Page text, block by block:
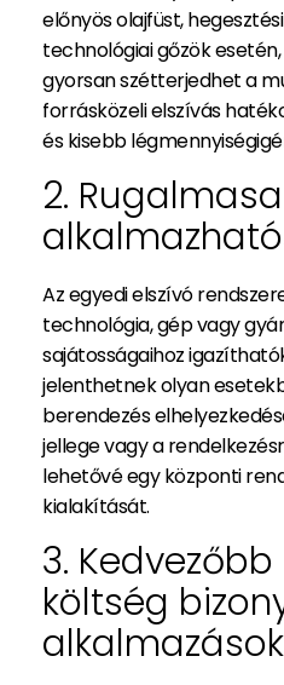
előnyös olajfüst,
technológiai gőzök
gyorsan szétterjedhet a
forrásközeli elszívás
és kisebb
2.
Az egyedi elszívó
technológia, gép vagy
sajátosságaihoz
jelenthetnek olyan
berendezés
jellege vagy a
lehetővé egy központi
kialakítását.
3.
költség